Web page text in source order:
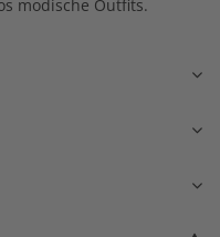
modische Outfits.